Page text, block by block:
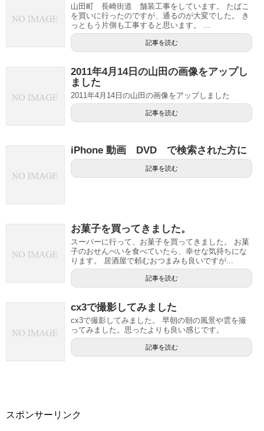
山田町 長崎街道 舗装工事をしています。 たばこ
を買いに行ったのですが、通るのが大変でした。 き
っともう片側も工事すると思います。 ...
記事を読む
2011年4月14日の山田の画像をアップし
ました
2011年4月14日の山田の画像をアップしました
記事を読む
iPhone 動画 DVD で検索された方に
記事を読む
お菓子を買ってきました。
スーパーに行って、お菓子を買ってきました。 お菓
子のおせんべいを食べていたら、幸せな気持ちにな
ります。 居酒屋で頼むおつまみも良いですが...
記事を読む
cx3で撮影してみました
cx3で撮影してみました。 早朝の朝の風景や雲を撮
ってみました。思ったよりも良い感じです。
記事を読む
スポンサーリンク